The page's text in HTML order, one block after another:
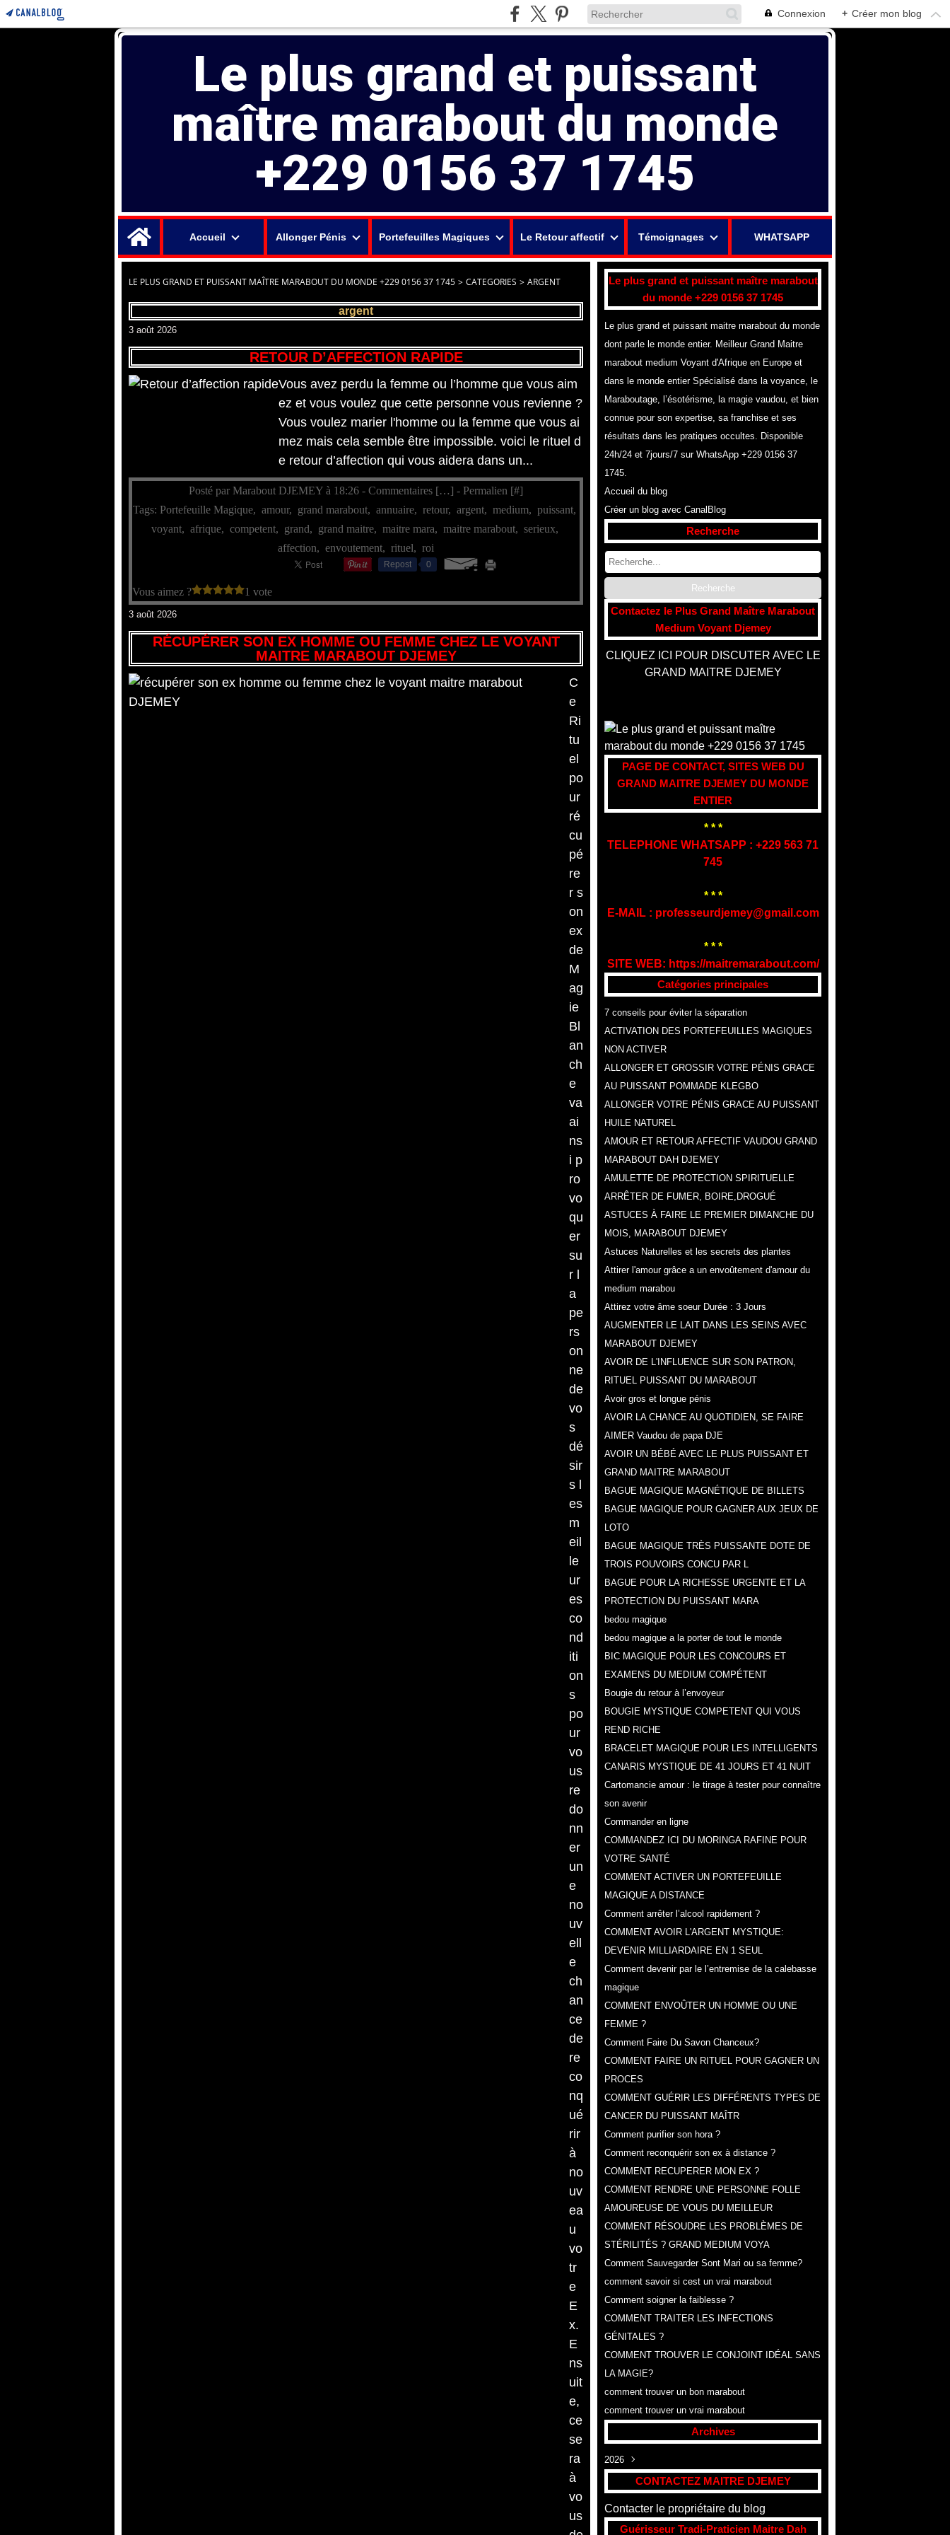
Connexion + Créer mon blog
Le plus grand et puissant
maître marabout du monde
+229 0156 37 1745
Accueil
Allonger Pénis Portefeuilles Magiques Le Retour affectif Témoignages WHATSAPP
LE PLUS GRAND ET PUISSANT MAÎTRE MARABOUT DU MONDE +229 0156 37 1745 > CATEGORIES > ARGENT
argent
3 août 2026
RETOUR D’AFFECTION RAPIDE
Vous avez perdu la femme ou l’homme que vous aim
ez et vous voulez que cette personne vous revienne ?
Vous voulez marier l'homme ou la femme que vous ai
mez mais cela semble être impossible. voici le rituel d
e retour d’affection qui vous aidera dans un...
Posté par Marabout DJEMEY à 18:26 -Commentaires […] - Permalien [#]
Tags:Portefeuille Magique,amour, grand marabout,annuaire,retour,argent,medium,puissant,
voyant, afrique, competent, grand, grand maitre, maitre mara, maitre marabout, serieux,
affection,envoutement,rituel,roi
Repost 0
Vous aimez ? 1 vote
3 août 2026
RÉCUPÉRER SON EX HOMME OU FEMME CHEZ LE VOYANT
MAITRE MARABOUT DJEMEY
C
e
Ri
tu
el
po
ur
ré
cu
pé
re
r s
on
ex
de
M
ag
ie
Bl
an
ch
e
va
ai
ns
i p
ro
vo
qu
er
su
r l
a
pe
rs
on
ne
de
vo
s
dé
sir
s l
es
m
eil
le
ur
es
co
nd
iti
on
s
po
ur
vo
us
re
do
nn
er
un
e
no
uv
ell
e
ch
an
ce
de
re
co
nq
ué
rir
à
no
uv
ea
u
vo
tr
e
E
x.
E
ns
uit
e,
ce
se
ra
à
vo
us
Le plus grand et puissant maître marabout
du monde +229 0156 37 1745
Le plus grand et puissant maitre marabout du monde
dont parle le monde entier. Meilleur Grand Maitre
marabout medium Voyant d'Afrique en Europe et
dans le monde entier Spécialisé dans la voyance, le
Maraboutage, l’ésotérisme, la magie vaudou, et bien
connue pour son expertise, sa franchise et ses
résultats dans les pratiques occultes. Disponible
24h/24 et 7jours/7 sur WhatsApp +229 0156 37
1745.
Accueil du blog
Créer un blog avec CanalBlog
Recherche
Contactez le Plus Grand Maître Marabout
Medium Voyant Djemey
CLIQUEZ ICI POUR DISCUTER AVEC LE
GRAND MAITRE DJEMEY
PAGE DE CONTACT, SITES WEB DU
GRAND MAITRE DJEMEY DU MONDE
ENTIER
* * *
TELEPHONE WHATSAPP : +229 563 71
745
* * *
E-MAIL : professeurdjemey@gmail.com
* * *
SITE WEB: https://maitremarabout.com/
Catégories principales
7 conseils pour éviter la séparation
ACTIVATION DES PORTEFEUILLES MAGIQUES
NON ACTIVER
ALLONGER ET GROSSIR VOTRE PÉNIS GRACE
AU PUISSANT POMMADE KLEGBO
ALLONGER VOTRE PÉNIS GRACE AU PUISSANT
HUILE NATUREL
AMOUR ET RETOUR AFFECTIF VAUDOU GRAND
MARABOUT DAH DJEMEY
AMULETTE DE PROTECTION SPIRITUELLE
ARRÊTER DE FUMER, BOIRE,DROGUÉ
ASTUCES À FAIRE LE PREMIER DIMANCHE DU
MOIS, MARABOUT DJEMEY
Astuces Naturelles et les secrets des plantes
Attirer l'amour grâce a un envoûtement d'amour du
medium marabou
Attirez votre âme soeur Durée : 3 Jours
AUGMENTER LE LAIT DANS LES SEINS AVEC
MARABOUT DJEMEY
AVOIR DE L'INFLUENCE SUR SON PATRON,
RITUEL PUISSANT DU MARABOUT
Avoir gros et longue pénis
AVOIR LA CHANCE AU QUOTIDIEN, SE FAIRE
AIMER Vaudou de papa DJE
AVOIR UN BÉBÉ AVEC LE PLUS PUISSANT ET
GRAND MAITRE MARABOUT
BAGUE MAGIQUE MAGNÉTIQUE DE BILLETS
BAGUE MAGIQUE POUR GAGNER AUX JEUX DE
LOTO
BAGUE MAGIQUE TRÈS PUISSANTE DOTE DE
TROIS POUVOIRS CONCU PAR L
BAGUE POUR LA RICHESSE URGENTE ET LA
PROTECTION DU PUISSANT MARA
bedou magique
bedou magique a la porter de tout le monde
BIC MAGIQUE POUR LES CONCOURS ET
EXAMENS DU MEDIUM COMPÉTENT
Bougie du retour à l’envoyeur
BOUGIE MYSTIQUE COMPETENT QUI VOUS
REND RICHE
BRACELET MAGIQUE POUR LES INTELLIGENTS
CANARIS MYSTIQUE DE 41 JOURS ET 41 NUIT
Cartomancie amour : le tirage à tester pour connaître
son avenir
Commander en ligne
COMMANDEZ ICI DU MORINGA RAFINE POUR
VOTRE SANTÉ
COMMENT ACTIVER UN PORTEFEUILLE
MAGIQUE A DISTANCE
Comment arrêter l’alcool rapidement ?
COMMENT AVOIR L'ARGENT MYSTIQUE:
DEVENIR MILLIARDAIRE EN 1 SEUL
Comment devenir par le l’entremise de la calebasse
magique
COMMENT ENVOÛTER UN HOMME OU UNE
FEMME ?
Comment Faire Du Savon Chanceux?
COMMENT FAIRE UN RITUEL POUR GAGNER UN
PROCES
​COMMENT GUÉRIR LES DIFFÉRENTS TYPES DE
CANCER DU PUISSANT MAÎTR
Comment purifier son hora ?
Comment reconquérir son ex à distance ?
COMMENT RECUPERER MON EX ?
COMMENT RENDRE UNE PERSONNE FOLLE
AMOUREUSE DE VOUS DU MEILLEUR
COMMENT RÉSOUDRE LES PROBLÈMES DE
STÉRILITÉS ? GRAND MEDIUM VOYA
Comment Sauvegarder Sont Mari ou sa femme?
comment savoir si cest un vrai marabout
Comment soigner la faiblesse ?
COMMENT TRAITER LES INFECTIONS
GÉNITALES ?
COMMENT TROUVER LE CONJOINT IDÉAL SANS
LA MAGIE?
comment trouver un bon marabout
comment trouver un vrai marabout
Archives
2026
Août(307)
CONTACTEZ MAITRE DJEMEY
Contacter le propriétaire du blog
Guérisseur Tradi-Praticien Maitre Dah